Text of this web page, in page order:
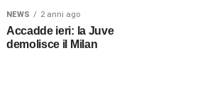
NEWS 2 anni ago
Accadde ieri: la Juve
demolisce il Milan